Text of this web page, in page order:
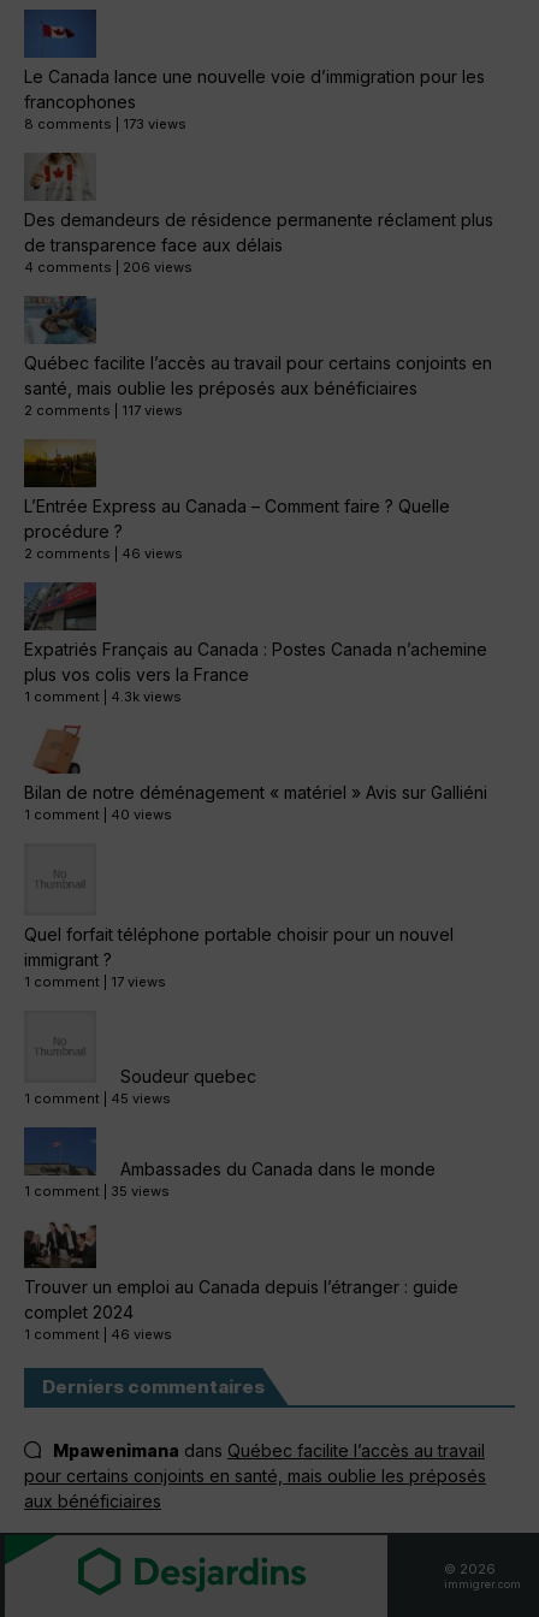
Le Canada lance une nouvelle voie d’immigration pour les
francophones
8 comments 173 views
Des demandeurs de résidence permanente réclament plus
de transparence face aux délais
4 comments 206 views
Québec facilite l’accès au travail pour certains conjoints en
santé, mais oublie les préposés aux bénéficiaires
2 comments 117 views
L’Entrée Express au Canada – Comment faire ? Quelle
procédure ?
2 comments 46 views
Expatriés Français au Canada : Postes Canada n’achemine
plus vos colis vers la France
1 comment 4.3k views
Bilan de notre déménagement « matériel » Avis sur Galliéni
1 comment 40 views
Quel forfait téléphone portable choisir pour un nouvel
immigrant ?
1 comment 17 views
Soudeur quebec
1 comment 45 views
Ambassades du Canada dans le monde
1 comment 35 views
Trouver un emploi au Canada depuis l’étranger : guide
complet 2024
1 comment 46 views
Derniers commentaires
Mpawenimana dans Québec facilite l’accès au travail
pour certains conjoints en santé, mais oublie les préposés
aux bénéficiaires
Johanne
permanente réclament plus de transparence face aux délais
© 2026
immigrer.com